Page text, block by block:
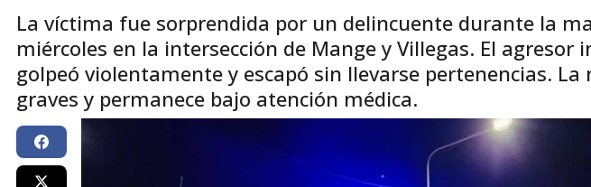
La víctima fue sorprendida por un delincuente durante la
miércoles en la intersección de Mange y Villegas. El agresor
golpeó violentamente y escapó sin llevarse pertenencias.
graves y permanece bajo atención médica.